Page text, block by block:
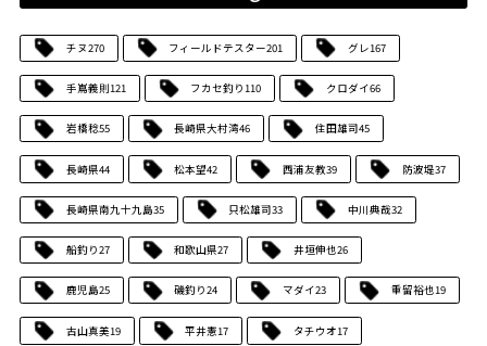
チヌ270 フィールドテスター201 グレ167
手嶌義則121 フカセ釣り110 クロダイ66
岩橋稔55 長崎県大村湾46 住田雄司45
長崎県44 松本望42 西浦友教39 防波堤37
長崎県南九十九島35 只松雄司33 中川典哉32
船釣り27 和歌山県27 井垣伸也26
鹿児島25 磯釣り24 マダイ23 重留裕也19
古山真美19 平井憲17 タチウオ17